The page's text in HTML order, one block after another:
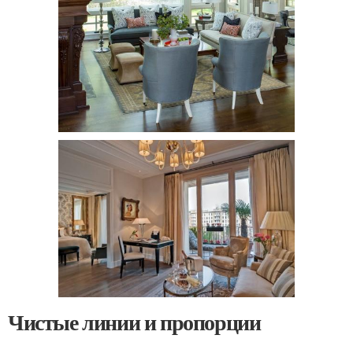
Чистые линии и пропорции